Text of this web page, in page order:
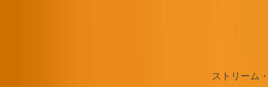
ストリーム